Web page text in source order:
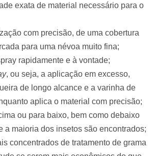
exata de material necessário para o
com precisão, de uma cobertura
para uma névoa muito fina;
rapidamente e à vontade;
, ou seja, a aplicação em excesso,
de longo alcance e a varinha de
aplica o material com precisão;
ou para baixo, bem como debaixo
a maioria dos insetos são encontrados;
concentrados de tratamento de grama